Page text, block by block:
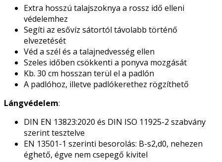
Extra hosszú talajszoknya a rossz idő elleni
védelemhez
Segíti az esővíz sátortól távolabb történő
elvezetését
Véd a szél és a talajnedvesség ellen
Szeles időben csökkenti a ponyva mozgását
Kb. 30 cm hosszan terül el a padlón
A padlóhoz, illetve padlókerethez rögzíthető
Lángvédelem:
DIN EN 13823:2020 és DIN ISO 11925-2 szabvány
szerint tesztelve
EN 13501-1 szerinti besorolás: B-s2,d0, nehezen
éghető, égve nem csepegő kivitel